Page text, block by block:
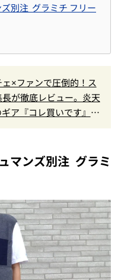
別注 グラミチ フリー
ェ×ファンで圧倒的！ス
が徹底レビュー。炎天
ア『コレ買いです』Vo
マンズ別注 グラミ